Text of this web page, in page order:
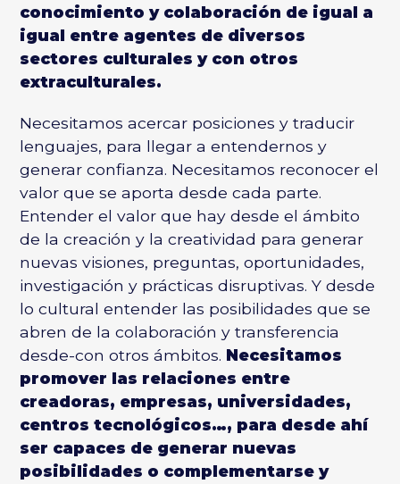
conocimiento y colaboración de igual a
igual entre agentes de diversos
sectores culturales y con otros
extraculturales.
Necesitamos acercar posiciones y traducir
lenguajes, para llegar a entendernos y
generar confianza. Necesitamos reconocer el
valor que se aporta desde cada parte.
Entender el valor que hay desde el ámbito
de la creación y la creatividad para generar
nuevas visiones, preguntas, oportunidades,
investigación y prácticas disruptivas. Y desde
lo cultural entender las posibilidades que se
abren de la colaboración y transferencia
desde-con otros ámbitos. Necesitamos
promover las relaciones entre
creadoras, empresas, universidades,
centros tecnológicos…, para desde ahí
ser capaces de generar nuevas
posibilidades o complementarse y